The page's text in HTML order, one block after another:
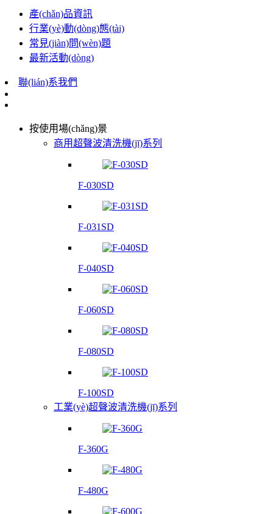
產(chǎn)品資訊
行業(yè)動(dòng)態(tài)
常見(jiàn)問(wèn)題
最新活動(dòng)
聯(lián)系我們
按使用場(chǎng)景
商用超聲波清洗機(jī)系列
F-030SD
F-031SD
F-040SD
F-060SD
F-080SD
F-100SD
工業(yè)超聲波清洗機(jī)系列
F-360G
F-480G